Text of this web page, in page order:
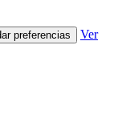
preferencias
Ver